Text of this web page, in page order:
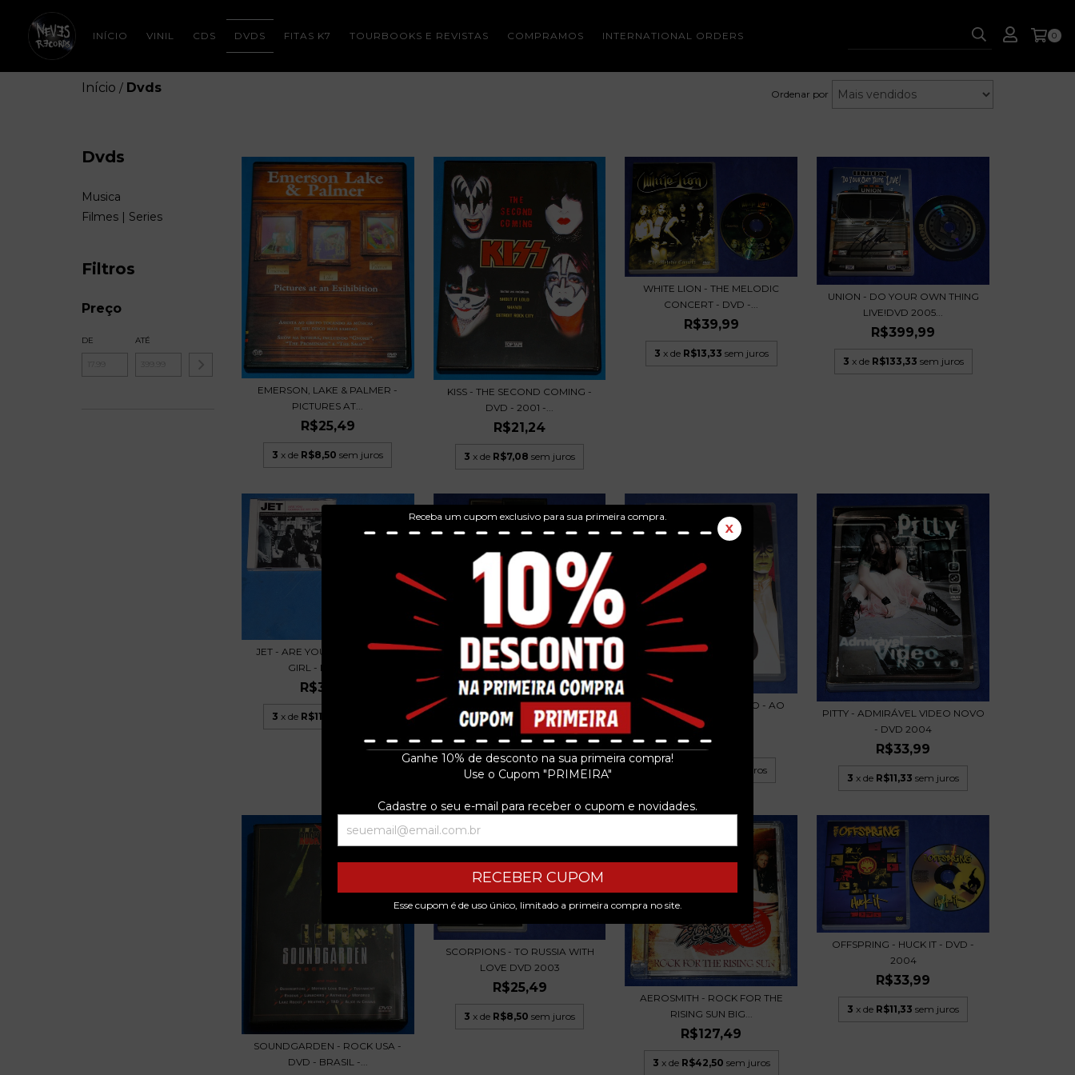
Receba um cupom exclusivo para sua primeira compra.
X
Ganhe 10% de desconto na sua primeira compra!
Use o Cupom "PRIMEIRA"
Cadastre o seu e-mail para receber o cupom e novidades.
RECEBER CUPOM
Esse cupom é de uso único, limitado a primeira compra no site.
INÍCIO VINIL CDS DVDS FITAS K7 TOURBOOKS E REVISTAS COMPRAMOS INTERNATIONAL ORDERS 0
Início / Dvds Ordenar por
Dvds
Musica
Filmes | Series
Filtros
Preço
DE ATÉ
EMERSON, LAKE & PALMER -
PICTURES AT...
R$25,49
3 x de R$8,50 sem juros
KISS - THE SECOND COMING -
DVD - 2001 -...
R$21,24
3 x de R$7,08 sem juros
WHITE LION - THE MELODIC
CONCERT - DVD -...
R$39,99
3 x de R$13,33 sem juros
UNION - DO YOUR OWN THING
LIVE!DVD 2005...
R$399,99
3 x de R$133,33 sem juros
JET - ARE YOU GONNA BE MY
GIRL - DVD SIN...
R$34,99
3 x de R$11,66
HARD ROCK TREASURES DVD
JAPÃO 2005 SLIPC...
R$84,99
3 x deR$28,33 sem juros
PITTY - {DES} CONCERTO - AO
VIVO - DVD 2...
R$33,99
sem juros
PITTY - ADMIRÁVEL VIDEO NOVO
- DVD 2004
R$33,99
3 x de R$11,33 sem juros
SOUNDGARDEN - ROCK USA -
DVD - BRASIL -...
SCORPIONS - TO RUSSIA WITH
LOVE DVD 2003
R$25,49
3 x de R$8,50 sem juros
AEROSMITH - ROCK FOR THE
RISING SUN BIG...
R$127,49
3 x de R$42,50 sem juros
OFFSPRING - HUCK IT - DVD -
2004
R$33,99
3 x de R$11,33 sem juros